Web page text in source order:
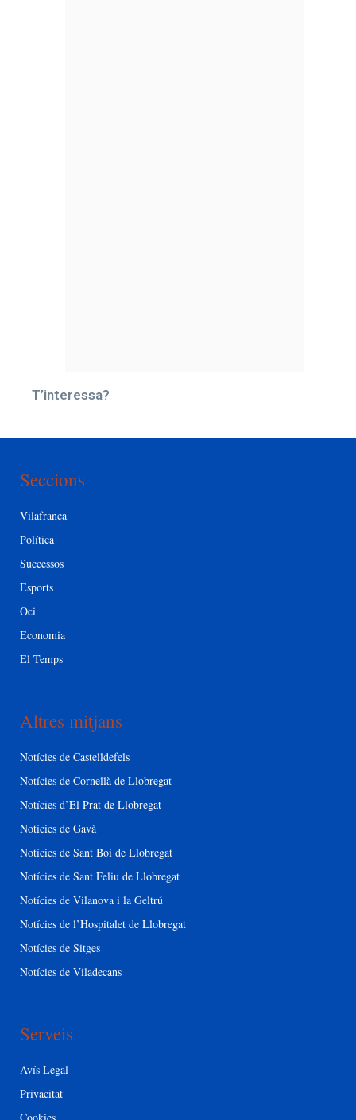
T’interessa?
Seccions
Vilafranca
Política
Successos
Esports
Oci
Economia
El Temps
Altres mitjans
Notícies de Castelldefels
Notícies de Cornellà de Llobregat
Notícies d’El Prat de Llobregat
Notícies de Gavà
Notícies de Sant Boi de Llobregat
Notícies de Sant Feliu de Llobregat
Notícies de Vilanova i la Geltrú
Notícies de l’Hospitalet de Llobregat
Notícies de Sitges
Notícies de Viladecans
Serveis
Avís Legal
Privacitat